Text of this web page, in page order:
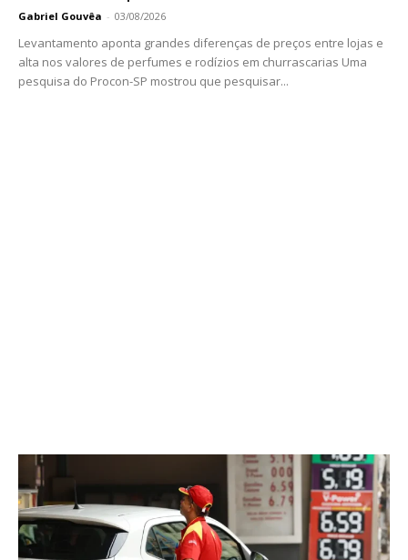
Gabriel Gouvêa - 03/08/2026
Levantamento aponta grandes diferenças de preços entre lojas e
alta nos valores de perfumes e rodízios em churrascarias Uma
pesquisa do Procon-SP mostrou que pesquisar...